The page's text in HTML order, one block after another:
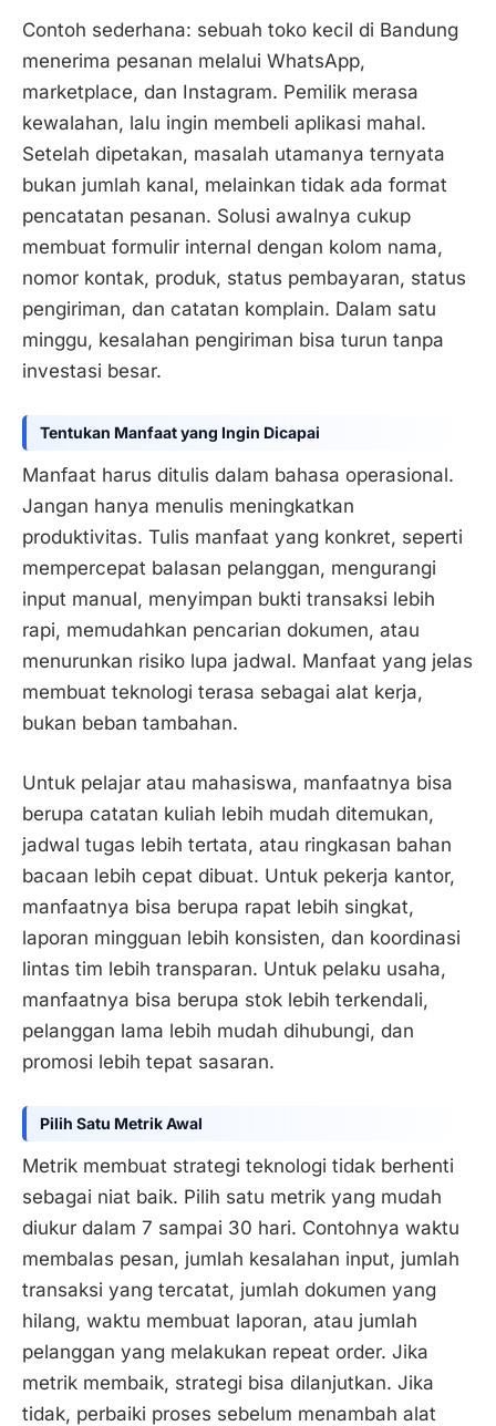
Contoh sederhana: sebuah toko kecil di Bandung
menerima pesanan melalui WhatsApp,
marketplace, dan Instagram. Pemilik merasa
kewalahan, lalu ingin membeli aplikasi mahal.
Setelah dipetakan, masalah utamanya ternyata
bukan jumlah kanal, melainkan tidak ada format
pencatatan pesanan. Solusi awalnya cukup
membuat formulir internal dengan kolom nama,
nomor kontak, produk, status pembayaran, status
pengiriman, dan catatan komplain. Dalam satu
minggu, kesalahan pengiriman bisa turun tanpa
investasi besar.
Tentukan Manfaat yang Ingin Dicapai
Manfaat harus ditulis dalam bahasa operasional.
Jangan hanya menulis meningkatkan
produktivitas. Tulis manfaat yang konkret, seperti
mempercepat balasan pelanggan, mengurangi
input manual, menyimpan bukti transaksi lebih
rapi, memudahkan pencarian dokumen, atau
menurunkan risiko lupa jadwal. Manfaat yang jelas
membuat teknologi terasa sebagai alat kerja,
bukan beban tambahan.
Untuk pelajar atau mahasiswa, manfaatnya bisa
berupa catatan kuliah lebih mudah ditemukan,
jadwal tugas lebih tertata, atau ringkasan bahan
bacaan lebih cepat dibuat. Untuk pekerja kantor,
manfaatnya bisa berupa rapat lebih singkat,
laporan mingguan lebih konsisten, dan koordinasi
lintas tim lebih transparan. Untuk pelaku usaha,
manfaatnya bisa berupa stok lebih terkendali,
pelanggan lama lebih mudah dihubungi, dan
promosi lebih tepat sasaran.
Pilih Satu Metrik Awal
Metrik membuat strategi teknologi tidak berhenti
sebagai niat baik. Pilih satu metrik yang mudah
diukur dalam 7 sampai 30 hari. Contohnya waktu
membalas pesan, jumlah kesalahan input, jumlah
transaksi yang tercatat, jumlah dokumen yang
hilang, waktu membuat laporan, atau jumlah
pelanggan yang melakukan repeat order. Jika
metrik membaik, strategi bisa dilanjutkan. Jika
tidak, perbaiki proses sebelum menambah alat